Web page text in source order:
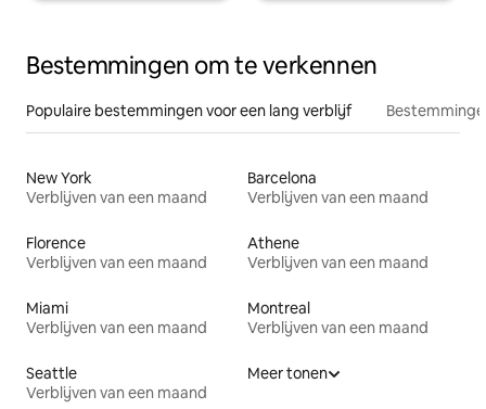
Bestemmingen om te verkennen
Populaire bestemmingen voor een lang verblijf
New York
Verblijven van een maand
Barcelona
Verblijven van een maand
Florence
Verblijven van een maand
Athene
Verblijven van een maand
Miami
Verblijven van een maand
Montreal
Verblijven van een maand
Seattle
Verblijven van een maand
Meer tonen